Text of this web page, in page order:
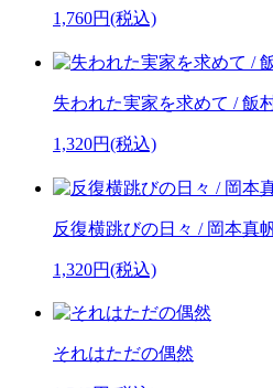
1,760円(税込)
失われた実家を求めて / 飯
1,320円(税込)
反復横跳びの日々 / 岡本真
1,320円(税込)
それはただの偶然